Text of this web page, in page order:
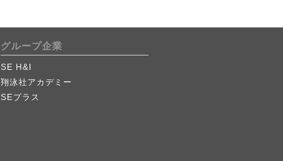
グループ企業
SE H&I
翔泳社アカデミー
SEプラス